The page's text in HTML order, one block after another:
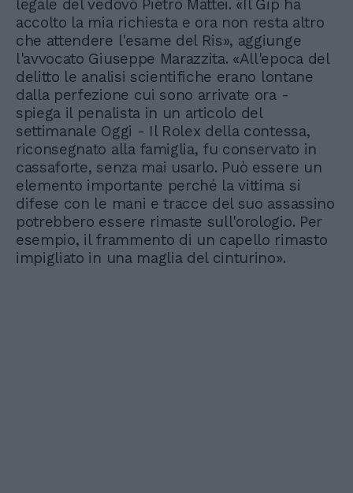
legale del vedovo Pietro Mattei. «Il Gip ha
accolto la mia richiesta e ora non resta altro
che attendere l'esame del Ris», aggiunge
l'avvocato Giuseppe Marazzita. «All'epoca del
delitto le analisi scientifiche erano lontane
dalla perfezione cui sono arrivate ora -
spiega il penalista in un articolo del
settimanale Oggi - Il Rolex della contessa,
riconsegnato alla famiglia, fu conservato in
cassaforte, senza mai usarlo. Può essere un
elemento importante perché la vittima si
difese con le mani e tracce del suo assassino
potrebbero essere rimaste sull'orologio. Per
esempio, il frammento di un capello rimasto
impigliato in una maglia del cinturino».